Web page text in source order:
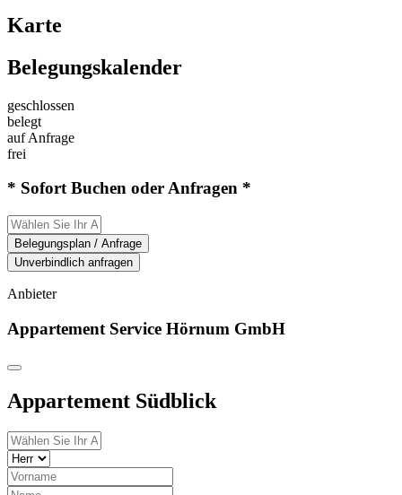
Karte
Belegungskalender
geschlossen
belegt
auf Anfrage
frei
* Sofort Buchen oder Anfragen *
Belegungsplan / Anfrage
Unverbindlich anfragen
Anbieter
Appartement Service Hörnum GmbH
Appartement Südblick